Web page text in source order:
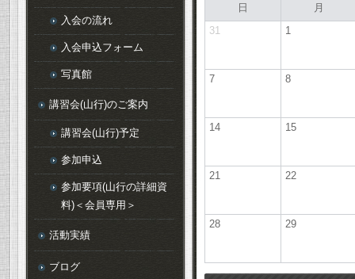
日
月
31
1
7 8
14 15
21 22
28 29
入会の流れ
入会申込フォーム
写真館
講習会(山行)のご案内
講習会(山行)予定
参加申込
参加要項(山行の詳細資
料)＜会員専用＞
活動実績
ブログ